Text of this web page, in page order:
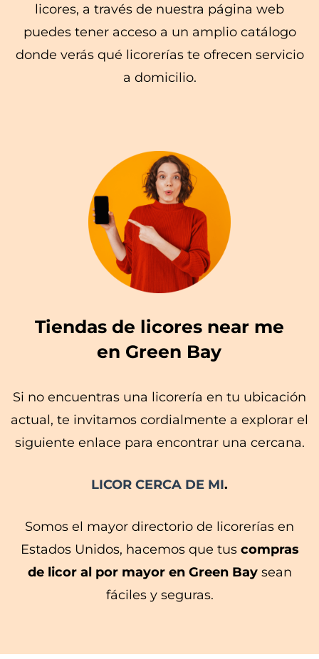
licores, a través de nuestra página web
puedes tener acceso a un amplio catálogo
donde verás qué licorerías te ofrecen servicio
a domicilio.
Tiendas de licores near me
en Green Bay
Si no encuentras una licorería en tu ubicación
actual, te invitamos cordialmente a explorar el
siguiente enlace para encontrar una cercana.
LICOR CERCA DE MI.
Somos el mayor directorio de licorerías en
Estados Unidos, hacemos que tuscompras
de licor al por mayor en Green Baysean
fáciles y seguras.